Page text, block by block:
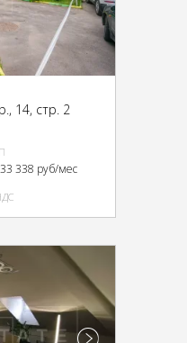
14, стр. 2
338 руб/мес